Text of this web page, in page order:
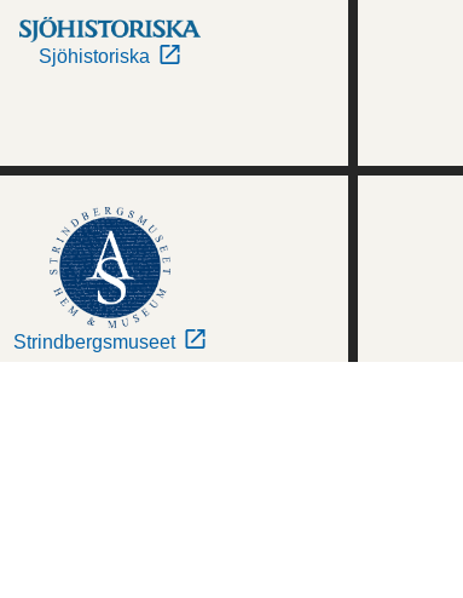
Sjöhistoriska
Strindbergsmuseet